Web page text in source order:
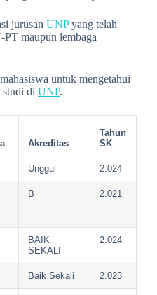
jurusan UNPyang telah
maupun lembaga
untuk mengetahui
studi di UNP.
Akreditas
Tahun
SK
Unggul 2.024
B 2.021
BAIK
SEKALI
2.024
Baik Sekali 2.023